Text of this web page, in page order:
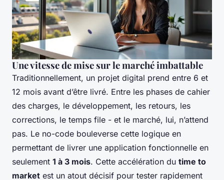
Une vitesse de mise sur le marché imbattable
Traditionnellement, un projet digital prend entre 6 et
12 mois avant d’être livré. Entre les phases de cahier
des charges, le développement, les retours, les
corrections, le temps file - et le marché, lui, n’attend
pas. Le no-code bouleverse cette logique en
permettant de livrer une application fonctionnelle en
seulement 1 à 3 mois. Cette accélération du time to
market est un atout décisif pour tester rapidement